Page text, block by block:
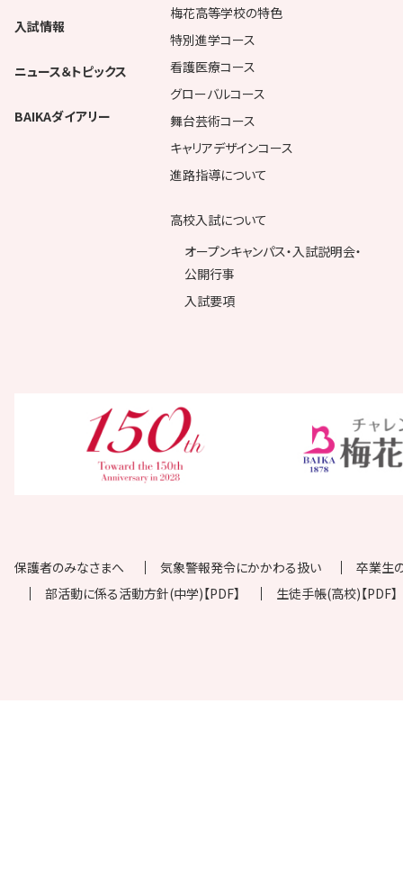
入試情報
ニュース＆トピックス
BAIKAダイアリー
梅花高等学校の特色
特別進学コース
看護医療コース
グローバルコース
舞台芸術コース
キャリアデザインコース
進路指導について
高校入試について
オープンキャンパス・入試説明会・
公開行事
入試要項
保護者のみなさまへ 気象警報発令にかかわる扱い
卒業生
部活動に係る活動方針(中学)【PDF】
生徒手帳(高校)【PDF】